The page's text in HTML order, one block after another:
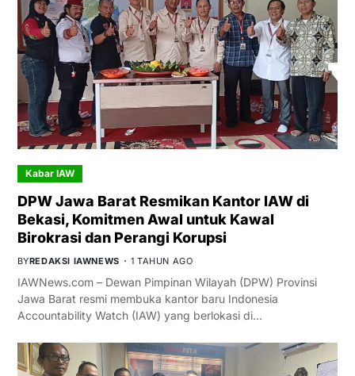
Kabar IAW
DPW Jawa Barat Resmikan Kantor IAW di
Bekasi, Komitmen Awal untuk Kawal
Birokrasi dan Perangi Korupsi
BYREDAKSI IAWNEWS 1 TAHUN AGO
IAWNews.com – Dewan Pimpinan Wilayah (DPW) Provinsi
Jawa Barat resmi membuka kantor baru Indonesia
Accountability Watch (IAW) yang berlokasi di…